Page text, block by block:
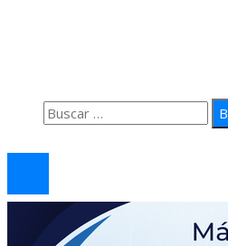
Buscar: